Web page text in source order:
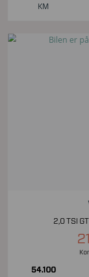
KM
2,0 TSI
54.100